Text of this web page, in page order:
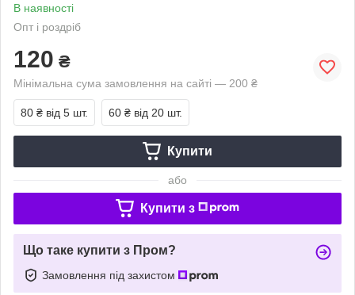
В наявності
Опт і роздріб
120 ₴
Мінімальна сума замовлення на сайті — 200 ₴
80 ₴ від 5 шт. 60 ₴ від 20 шт.
Купити
або
Купити з
Що таке купити з Пром?
Замовлення під захистом